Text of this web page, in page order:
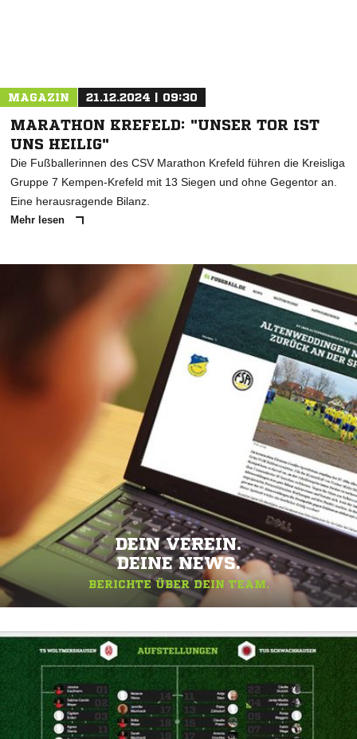
MAGAZIN 21.12.2024 | 09:30
MARATHON KREFELD: "UNSER TOR IST
UNS HEILIG"
Die Fußballerinnen des CSV Marathon Krefeld führen die Kreisliga
Gruppe 7 Kempen-Krefeld mit 13 Siegen und ohne Gegentor an.
Eine herausragende Bilanz.
Mehr lesen
DEIN VEREIN.
DEINE NEWS.
BERICHTE ÜBER DEIN TEAM.